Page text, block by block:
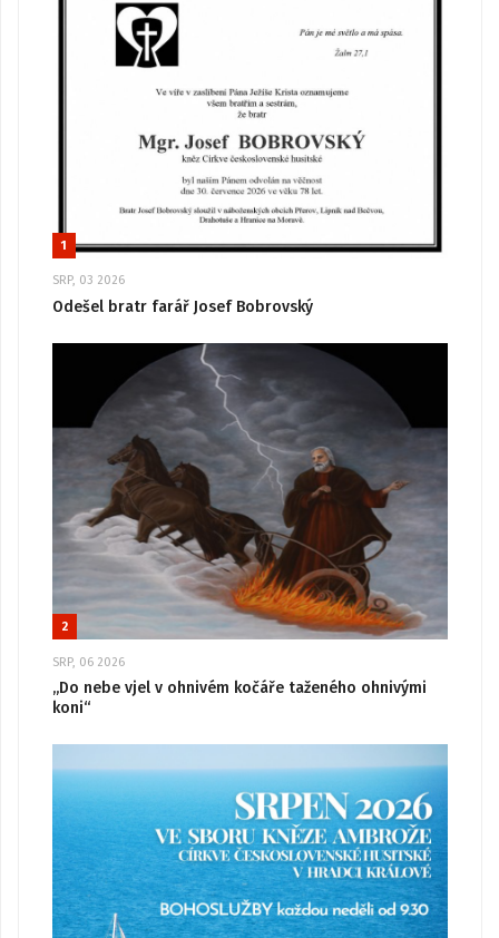
1
SRP, 03 2026
Odešel bratr farář Josef Bobrovský
2
SRP, 06 2026
„Do nebe vjel v ohnivém kočáře taženého ohnivými
koni“